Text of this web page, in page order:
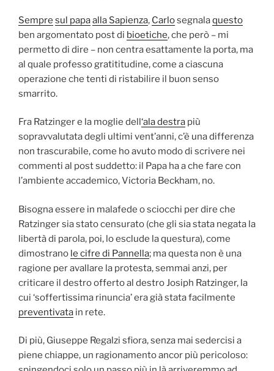
Sempre sul papaalla Sapienza, Carlosegnalaquesto
ben argomentato post di bioetiche, che però – mi
permetto di dire – non centra esattamente la porta, ma
al quale professo gratititudine, come a ciascuna
operazione che tenti di ristabilire il buon senso
smarrito.
Fra Ratzinger e la moglie dell‘ala destra più
sopravvalutata degli ultimi vent’anni, c’è una differenza
non trascurabile, come ho avuto modo di scrivere nei
commenti al post suddetto: il Papa ha a che fare con
l’ambiente accademico, Victoria Beckham, no.
Bisogna essere in malafede o sciocchi per dire che
Ratzinger sia stato censurato (che gli sia stata negata la
libertà di parola, poi, lo esclude la questura), come
dimostrano le cifre di Pannella; ma questa non è una
ragione per avallare la protesta, semmai anzi, per
criticare il destro offerto al destro Josiph Ratzinger, la
cui ‘soffertissima rinuncia’ era già stata facilmente
preventivata in rete.
Di più, Giuseppe Regalzi sfiora, senza mai sedercisi a
piene chiappe, un ragionamento ancor più pericoloso: